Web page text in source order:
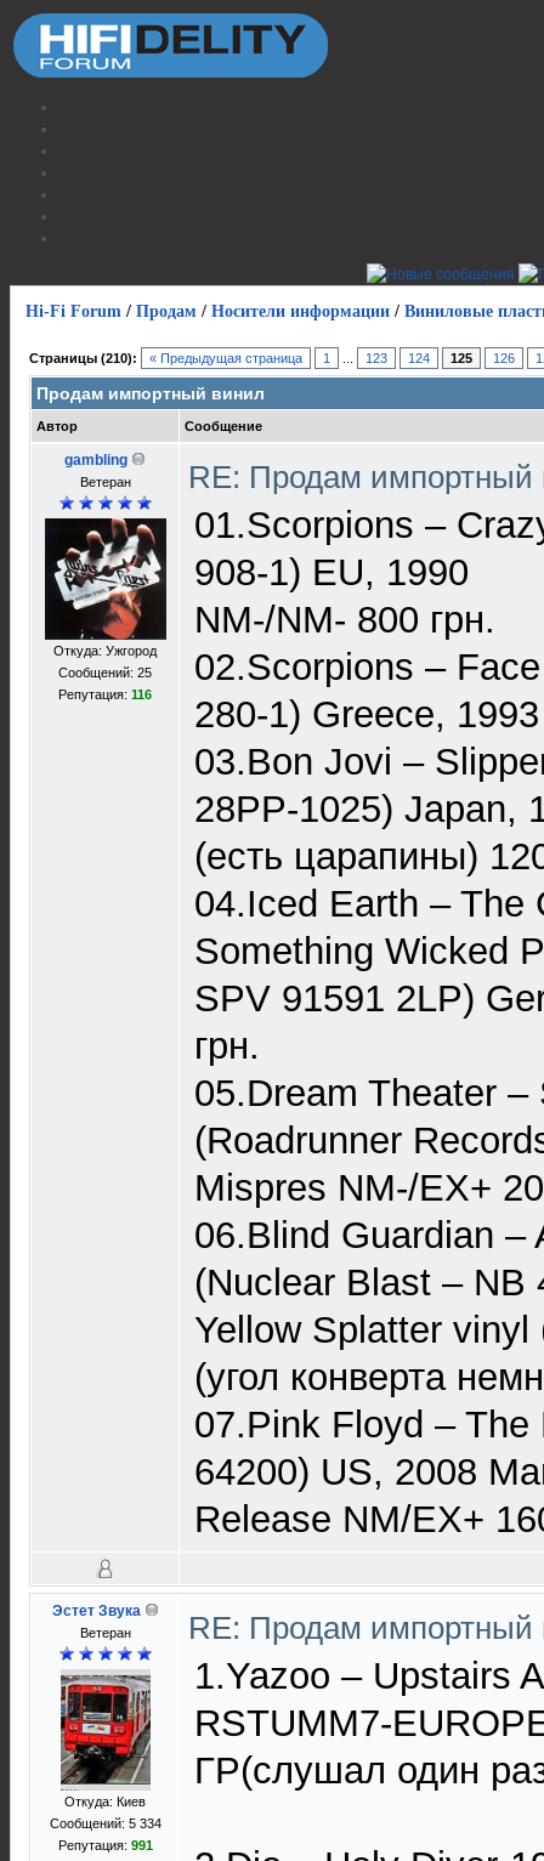
Hi-Fi Forum / Продам / Носители информации / Виниловые
Страницы (210): « Предыдущая страница 1 123 124 125 126
Продам импортный винил
Автор Сообщение
gambling
Ветеран
Откуда: Ужгород
Сообщений: 25
Репутация: 116
RE: Продам
01.Scorpions –
908-1) EU, 1990
NM-/NM- 800 грн.
02.Scorpions –
280-1) Greece,
03.Bon Jovi –
28PP-1025) Japan,
(есть царапины)
04.Iced Earth – The
Something Wicked
SPV 91591 2LP)
грн.
05.Dream Theater
(Roadrunner
Mispres NM-/EX+
06.Blind Guardian –
(Nuclear Blast – NB
Yellow Splatter vinyl
(угол конверта
07.Pink Floyd –
64200) US, 2008
Release NM/EX+
Эстет Звука
Ветеран
Откуда: Киев
Сообщений: 5 334
Репутация: 991
RE: Продам
1.Yazoo – Upstairs
RSTUMM7-
ГР(слушал один